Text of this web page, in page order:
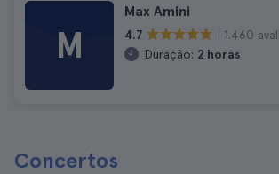
M
Max Amini
4.7
1.460
Duração: 2 horas
Concertos